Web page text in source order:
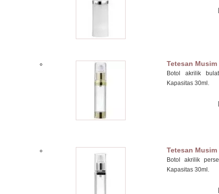
Tetesan Musim
Botol akrilik
Kapasitas 30ml.
Tetesan Musim
Botol akrilik
Kapasitas 30ml.